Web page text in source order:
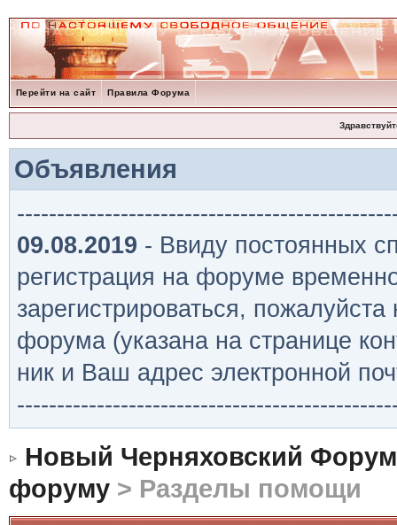
Перейти на сайт Правила Форума
Объявления
09.08.2019 - Ввиду постоянных
регистрация на форуме
зарегистрироваться,
форума (указана на странице
ник и Ваш адрес электронной
Новый Черняховский Форум
форуму> Разделы помощи